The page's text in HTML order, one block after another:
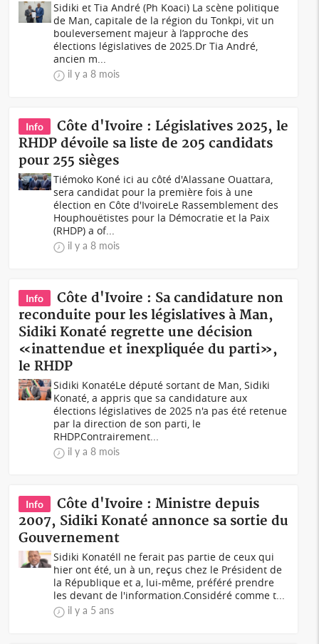
Sidiki et Tia André (Ph Koaci) La scène politique
de Man, capitale de la région du Tonkpi, vit un
bouleversement majeur à l’approche des
élections législatives de 2025.Dr Tia André,
ancien m...
il y a 8 mois
Info
Côte d'Ivoire : Législatives 2025, le
RHDP dévoile sa liste de 205 candidats
pour 255 sièges
Tiémoko Koné ici au côté d'Alassane Ouattara,
sera candidat pour la première fois à une
élection en Côte d'IvoireLe Rassemblement des
Houphouëtistes pour la Démocratie et la Paix
(RHDP) a of...
il y a 8 mois
Info
Côte d'Ivoire : Sa candidature non
reconduite pour les législatives à Man,
Sidiki Konaté regrette une décision
«inattendue et inexpliquée du parti»,
le RHDP
Sidiki KonatéLe député sortant de Man, Sidiki
Konaté, a appris que sa candidature aux
élections législatives de 2025 n'a pas été retenue
par la direction de son parti, le
RHDP.Contrairement...
il y a 8 mois
Info
Côte d'Ivoire : Ministre depuis
2007, Sidiki Konaté annonce sa sortie du
Gouvernement
Sidiki KonatéIl ne ferait pas partie de ceux qui
hier ont été, un à un, reçus chez le Président de
la République et a, lui-même, préféré prendre
les devant de l'information.Considéré comme t...
il y a 5 ans